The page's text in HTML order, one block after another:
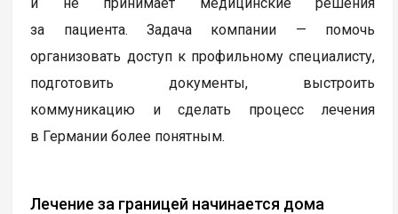
за пациента. Задача компании — помочь
организовать доступ к профильному специалисту,
подготовить документы, выстроить
коммуникацию и сделать процесс лечения
в Германии более понятным.
Лечение за границей начинается дома